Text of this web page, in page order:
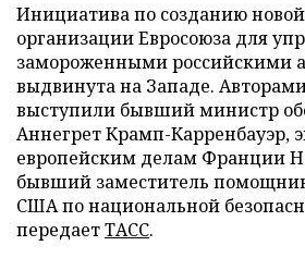
Инициатива по созданию
организации Евросоюза для
замороженными российскими
выдвинута на Западе.
выступили бывший министр
Аннегрет Крамп-Карренбауэр,
европейским делам Франции
бывший заместитель
США по национальной
передаетТАСС.